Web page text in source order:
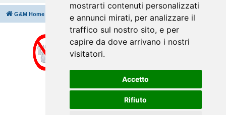
mostrarti contenuti personalizzati
e annunci mirati, per analizzare il
traffico sul nostro sito, e per
capire da dove arrivano i nostri
visitatori.
Accetto
Rifiuto
G&M Home Tutti gli orari sonoUTC+02:00
Cancella cookie